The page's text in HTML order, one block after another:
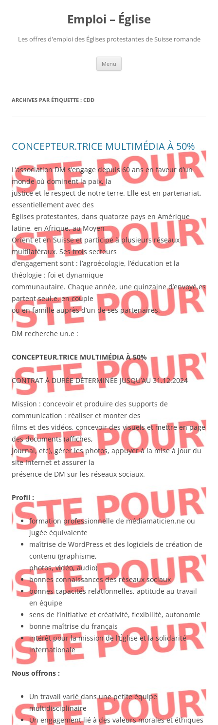
Emploi – Église
Les offres d'emploi des Églises protestantes de Suisse romande
Menu
ARCHIVES PAR ÉTIQUETTE : CDD
CONCEPTEUR.TRICE MULTIMÉDIA À 50%
L’association DM s’engage depuis 60 ans en faveur d’un
monde où dominent la paix, la
justice et le respect de notre terre. Elle est en partenariat,
essentiellement avec des
Églises protestantes, dans quatorze pays en Amérique
latine, en Afrique, au Moyen-
Orient et en Suisse et participe à plusieurs réseaux
multilatéraux. Ses trois secteurs
d’engagement sont : l’agroécologie, l’éducation et la
théologie : foi et dynamique
communautaire. Chaque année, une quinzaine d’envoyé.es
partent seul.e, en couple
ou en famille auprès d’un de ses partenaires.
DM recherche un.e :
CONCEPTEUR.TRICE MULTIMÉDIA À 50%
CONTRAT À DURÉE DÉTERMINÉE JUSQU’AU 31.12.2024
Mission : concevoir et produire des supports de
communication : réaliser et monter des
films et des vidéos, concevoir des visuels et mettre en page
des documents (affiches,
journal, etc), gérer les photos, appuyer à la mise à jour du
site Internet et assurer la
présence de DM sur les réseaux sociaux.
Profil :
formation professionnelle de médiamaticien.ne ou
jugée équivalente
maîtrise de WordPress et des logiciels de création de
contenu (graphisme,
photos, vidéo, audio)
bonnes connaissances des réseaux sociaux
bonnes capacités relationnelles, aptitude au travail
en équipe
sens de l’initiative et créativité, flexibilité, autonomie
bonne maîtrise du français
intérêt pour la mission de l’Église et la solidarité
internationale
Nous offrons :
Un travail varié dans une petite équipe
multidisciplinaire
Un engagement lié à des valeurs morales et éthiques